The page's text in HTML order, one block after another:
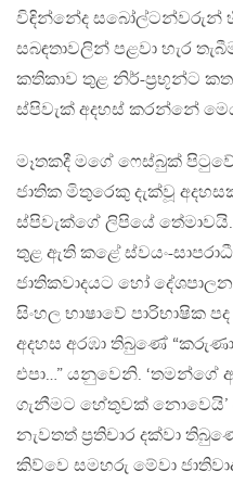
විඳින්නේද සබෝල්ටන්වරුන්
සබඳතාවලින් පළවා හැර
කතිකාව තුළ නිර්-ප්‍රභූන්ට
ස්පිවැක් අදහස් කරන්නේ
මෑතකදී මගේ ෆෙස්බුක්
ජාතික මිතුරෙකු දැක්වූ
ස්පිවැක්ගේ ලිපියේ
තුළ ඇති කළේ ස්වයං-
ජාතිකවාදයට හෝ
සිංහල භාෂාවේ පාරිභාෂික
අදහස අරඹා තිබුණේ
එපා…” යනුවෙනි. ‘තමන්ගේ
ගැනීමට හේතුවක් නොවෙයි’
නැවතත් ප්‍රතිචාර දක්වා
කිව්වෙ සමහරු මේවා